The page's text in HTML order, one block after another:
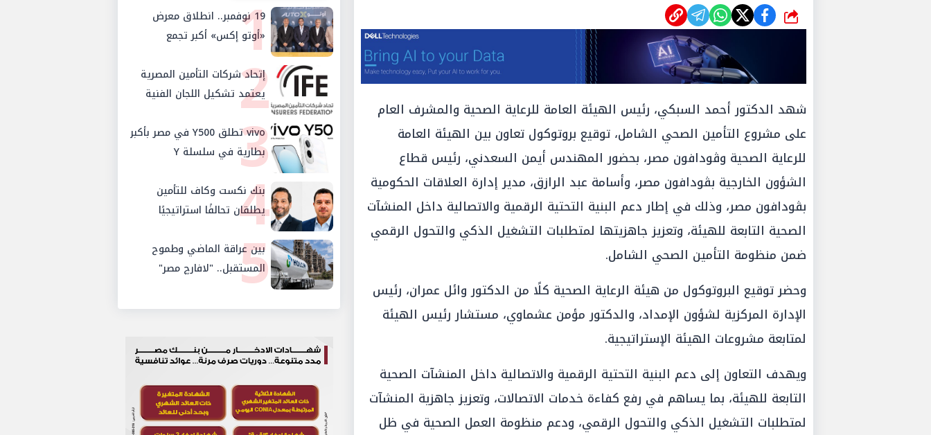
شارك
شهد الدكتور أحمد السبكي، رئيس الهيئة العامة للرعاية الصحية والمشرف العام
على مشروع التأمين الصحي الشامل، توقيع بروتوكول تعاون بين الهيئة العامة
للرعاية الصحية وڤودافون مصر، بحضور المهندس أيمن السعدني، رئيس قطاع
الشؤون الخارجية بڤودافون مصر، وأسامة عبد الرازق، مدير إدارة العلاقات الحكومية
بڤودافون مصر، وذلك في إطار دعم البنية التحتية الرقمية والاتصالية داخل المنشآت
الصحية التابعة للهيئة، وتعزيز جاهزيتها لمتطلبات التشغيل الذكي والتحول الرقمي
ضمن منظومة التأمين الصحي الشامل.
وحضر توقيع البروتوكول من هيئة الرعاية الصحية كلًا من الدكتور وائل عمران، رئيس
الإدارة المركزية لشؤون الإمداد، والدكتور مؤمن عشماوي، مستشار رئيس الهيئة
لمتابعة مشروعات الهيئة الإستراتيجية.
ويهدف التعاون إلى دعم البنية التحتية الرقمية والاتصالية داخل المنشآت الصحية
التابعة للهيئة، بما يساهم في رفع كفاءة خدمات الاتصالات، وتعزيز جاهزية المنشآت
لمتطلبات التشغيل الذكي والتحول الرقمي، ودعم منظومة العمل الصحية في ظل
119 نوفمبر.. انطلاق معرض
«أوتو إكس» أكبر تجمع
لموزعي السيارات المعتمدين
في مصر
2
إتحاد شركات التأمين المصرية
يعتمد تشكيل اللجان الفنية
للدورة الجديدة ويستحدث
لجنتي الأمن السيبراني
والإستثمار والإدخار
3
vivo تطلق Y500 في مصر بأكبر
بطارية في سلسلة Y
4
بنك نكست وكاف للتأمين
يطلقان تحالفًا استراتيجيًا
لتقديم حلول تأمينية متكاملة
لعملاء البنك
5
بين عراقة الماضي وطموح
المستقبل.. "لافارچ مصر"
تتحول رسمياً إلى "هولسيم
مصر"